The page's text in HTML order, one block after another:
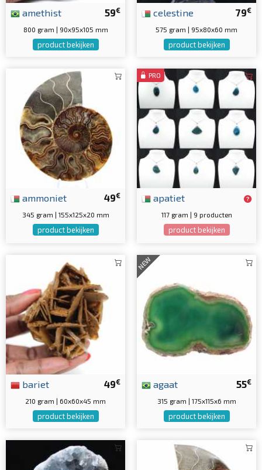
59€
amethist
800 gram | 90x95x105 mm
product bekijken
79€
celestine
575 gram | 95x80x60 mm
product bekijken
49€
ammoniet
345 gram | 155x125x20 mm
product bekijken
PRO
apatiet
117 gram | 9 producten
product bekijken
49€
bariet
210 gram | 60x60x45 mm
product bekijken
NEW
55€
agaat
315 gram | 175x115x6 mm
product bekijken